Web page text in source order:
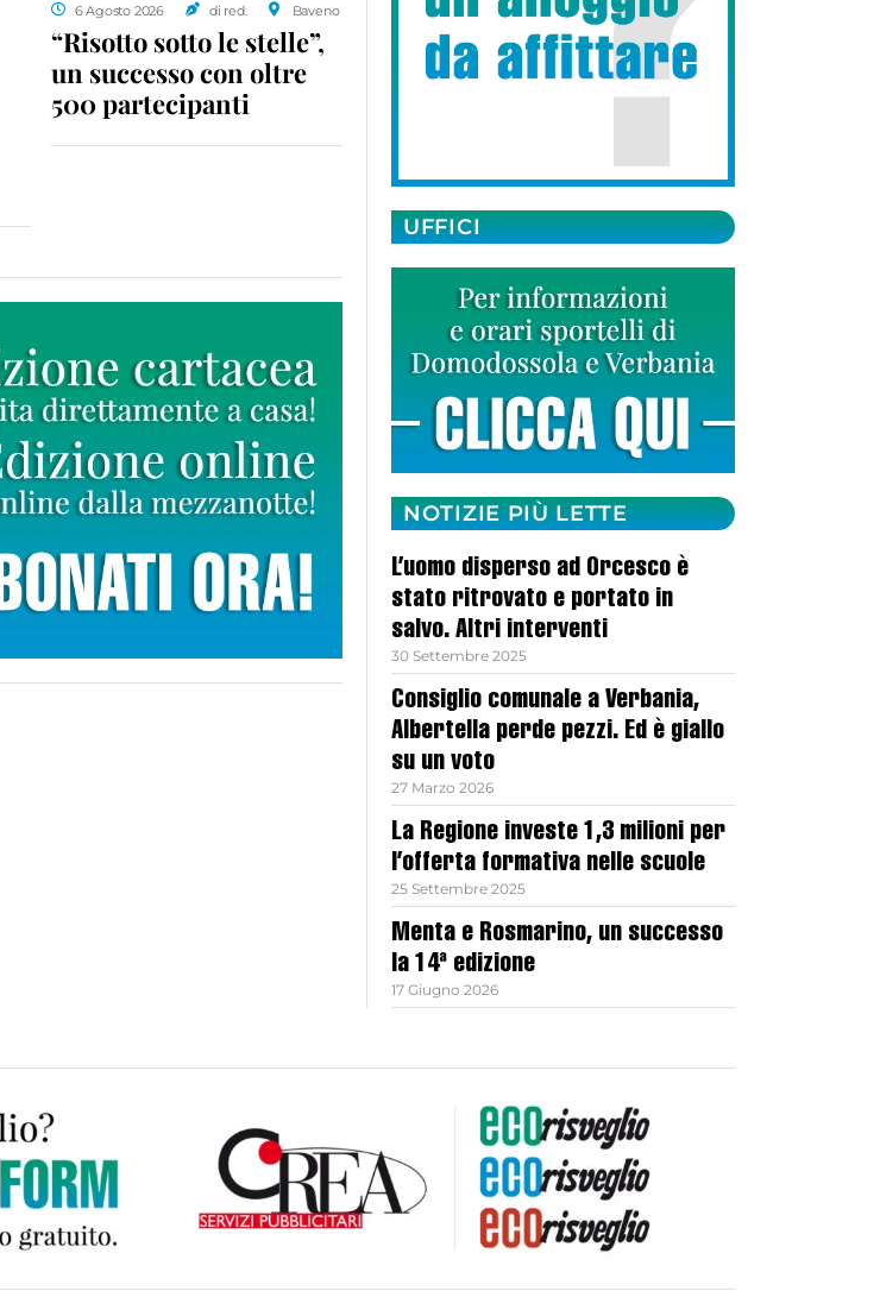
6 Agosto 2026 di red. Baveno
“Risotto sotto le stelle”,
un successo con oltre
500 partecipanti
UFFICI
NOTIZIE PIÙ LETTE
L’uomo disperso ad Orcesco è
stato ritrovato e portato in
salvo. Altri interventi
30 Settembre 2025
Consiglio comunale a Verbania,
Albertella perde pezzi. Ed è giallo
su un voto
27 Marzo 2026
La Regione investe 1,3 milioni per
l’offerta formativa nelle scuole
25 Settembre 2025
Menta e Rosmarino, un successo
la 14ª edizione
17 Giugno 2026